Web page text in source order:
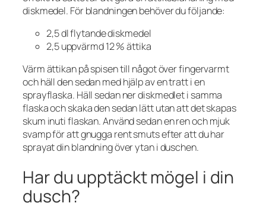
diskmedel. För blandningen behöver du följande:
2,5 dl flytande diskmedel
2,5 uppvärmd 12 % ättika
Värm ättikan på spisen till något över fingervarmt
och häll den sedan med hjälp av en tratt i en
sprayflaska. Häll sedan ner diskmedlet i samma
flaska och skaka den sedan lätt utan att det skapas
skum inuti flaskan. Använd sedan en ren och mjuk
svamp för att gnugga rent smuts efter att du har
sprayat din blandning över ytan i duschen.
Har du upptäckt mögel i din
dusch?